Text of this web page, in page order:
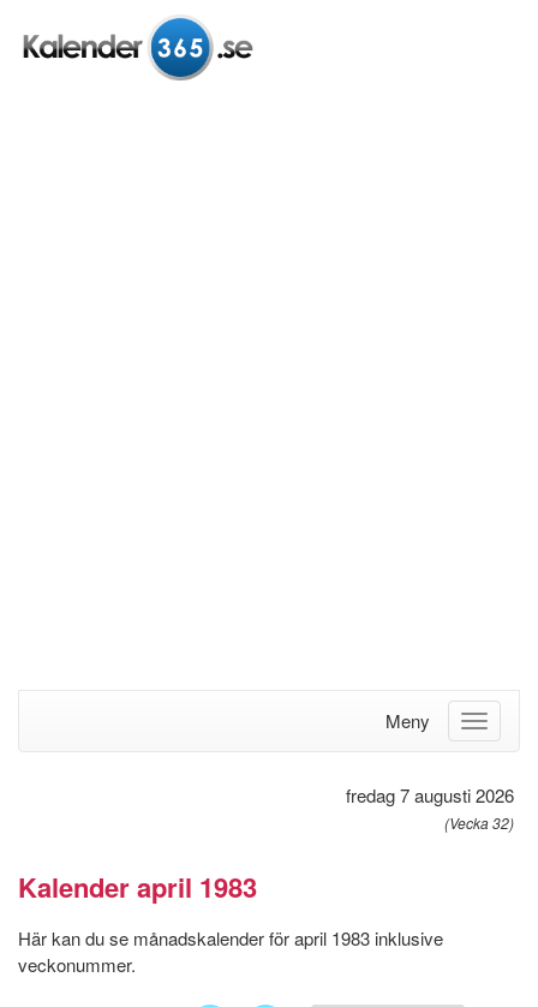
Meny
fredag 7 augusti 2026
(Vecka 32)
Kalender april 1983
Här kan du se månadskalender för april 1983 inklusive
veckonummer.